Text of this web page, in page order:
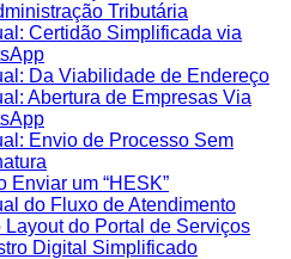
Tributária
Certidão Simplificada via
Da Viabilidade de Endereço
Abertura de Empresas Via
Envio de Processo Sem
Enviar um “HESK”
do Fluxo de Atendimento
Layout do Portal de Serviços
Digital Simplificado